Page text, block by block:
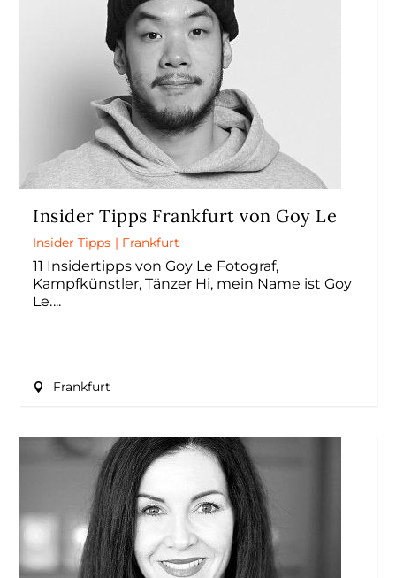
Insider Tipps Frankfurt von Goy Le
Insider Tipps | Frankfurt
11 Insidertipps von Goy Le Fotograf,
Kampfkünstler, Tänzer Hi, mein Name ist Goy
Le.
Frankfurt